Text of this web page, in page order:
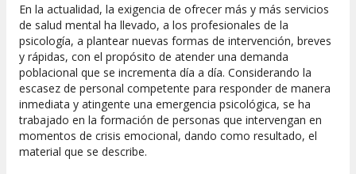
En la actualidad, la exigencia de ofrecer más y más servicios
de salud mental ha llevado, a los profesionales de la
psicología, a plantear nuevas formas de intervención, breves
y rápidas, con el propósito de atender una demanda
poblacional que se incrementa día a día. Considerando la
escasez de personal competente para responder de manera
inmediata y atingente una emergencia psicológica, se ha
trabajado en la formación de personas que intervengan en
momentos de crisis emocional, dando como resultado, el
material que se describe.